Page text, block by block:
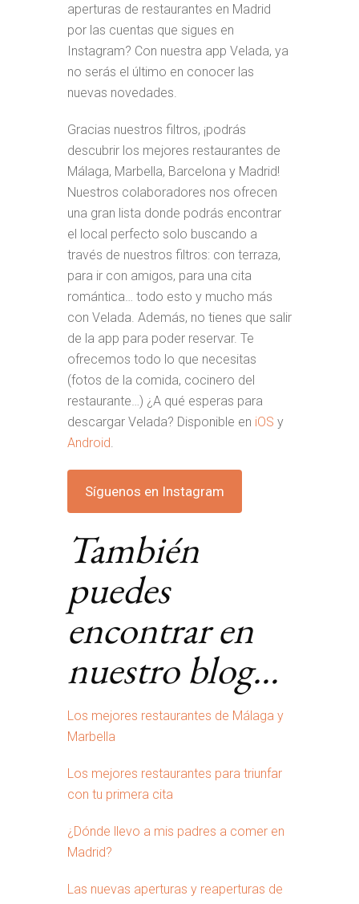
aperturas de restaurantes en Madrid
por las cuentas que sigues en
Instagram? Con nuestra app Velada, ya
no serás el último en conocer las
nuevas novedades.
Gracias nuestros filtros, ¡podrás
descubrir los mejores restaurantes de
Málaga, Marbella, Barcelona y Madrid!
Nuestros colaboradores nos ofrecen
una gran lista donde podrás encontrar
el local perfecto solo buscando a
través de nuestros filtros: con terraza,
para ir con amigos, para una cita
romántica… todo esto y mucho más
con Velada. Además, no tienes que salir
de la app para poder reservar. Te
ofrecemos todo lo que necesitas
(fotos de la comida, cocinero del
restaurante…) ¿A qué esperas para
descargar Velada? Disponible en iOS y
Android
Síguenos en Instagram
También
puedes
encontrar en
nuestro blog…
Los mejores restaurantes de Málaga y
Marbella
Los mejores restaurantes para triunfar
con tu primera cita
¿Dónde llevo a mis padres a comer en
Madrid?
Las nuevas aperturas y reaperturas de